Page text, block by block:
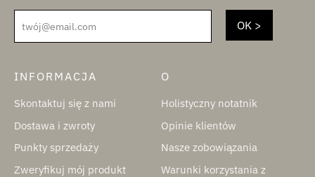
twój@email.com
INFORMACJA
Skontaktuj się z nami
Dostawa i zwroty
Punkty sprzedaży
Zweryfikuj mój produkt
O
Holistyczny notatnik
Opinie klientów
Nasze zobowiązania
Warunki korzystania z